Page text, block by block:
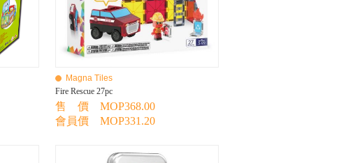
Magna Tiles
Fire Rescue 27pc
售 價 MOP368.00
會員價 MOP331.20